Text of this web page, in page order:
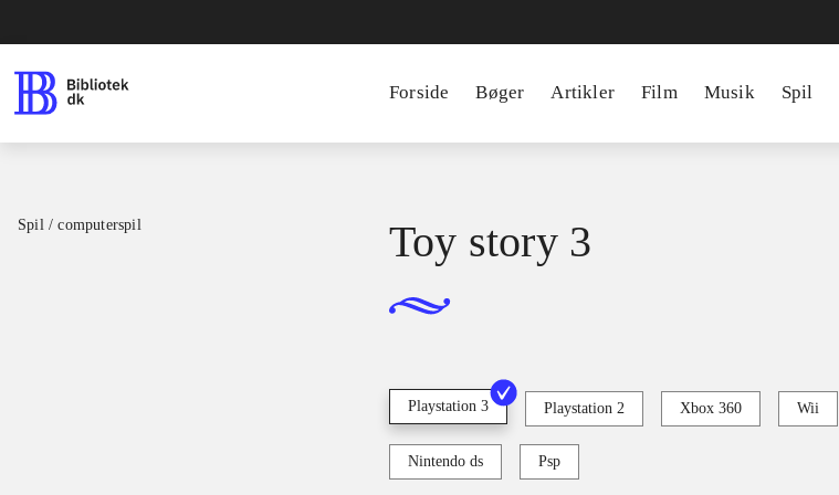
Forside Bøger Artikler Film Musik Spil
Spil / computerspil Toy story 3
Playstation 3 Playstation 2 Xbox 360 Wii
Nintendo ds Psp